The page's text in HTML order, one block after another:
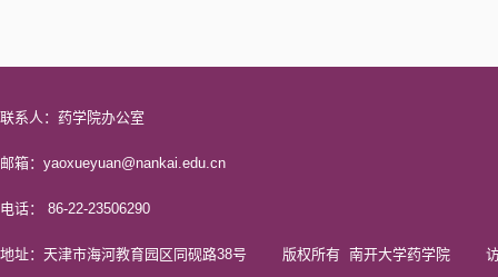
联系人：药学院办公室
邮箱：yaoxueyuan@nankai.edu.cn
电话： 86-22-23506290
地址：天津市海河教育园区同砚路38号 版权所有 南开大学药学院 访